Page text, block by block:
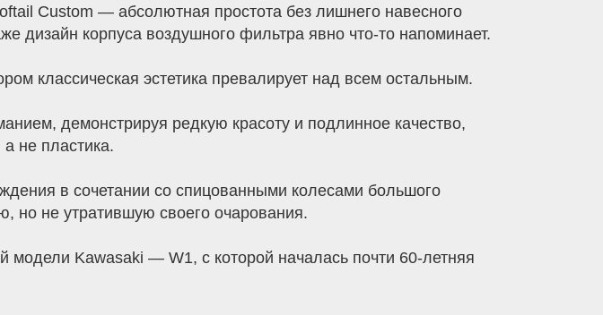
Custom — абсолютная простота без лишнего навесного
корпуса воздушного фильтра явно что-то напоминает.
классическая эстетика превалирует над всем остальным.
демонстрируя редкую красоту и подлинное качество,
не пластика.
в сочетании со спицованными колесами большого
но не утратившую своего очарования.
модели Kawasaki — W1, с которой началась почти 60-летняя